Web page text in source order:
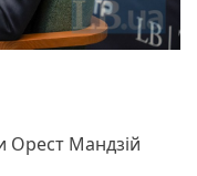
Орест Мандзій